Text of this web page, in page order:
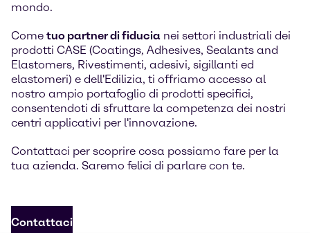
mondo.
Come tuo partner di fiducia nei settori industriali dei
prodotti CASE (Coatings, Adhesives, Sealants and
Elastomers, Rivestimenti, adesivi, sigillanti ed
elastomeri) e dell'Edilizia, ti offriamo accesso al
nostro ampio portafoglio di prodotti specifici,
consentendoti di sfruttare la competenza dei nostri
centri applicativi per l'innovazione.
Contattaci per scoprire cosa possiamo fare per la
tua azienda. Saremo felici di parlare con te.
Contattaci